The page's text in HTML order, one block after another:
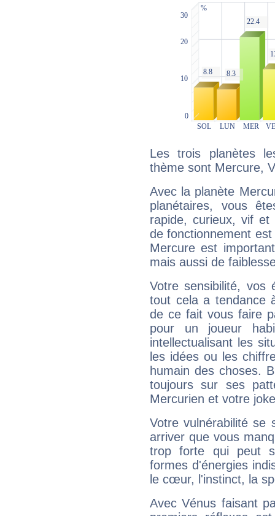
Les trois planètes
thème sont Mercure,
Avec la planète
planétaires, vous
rapide, curieux, vif et
de fonctionnement
Mercure est
mais aussi de
Votre sensibilité,
tout cela a tendance
de ce fait vous faire
pour un joueur
intellectualisant les
les idées ou les
humain des choses.
toujours sur ses
Mercurien et votre
Votre vulnérabilité se
arriver que vous
trop forte qui peut
formes d'énergies
le cœur, l'instinct, la
Avec Vénus faisant